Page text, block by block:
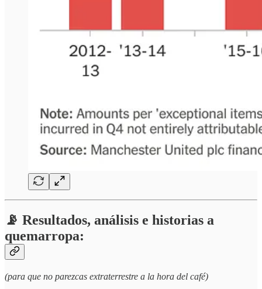
📡 Resultados, análisis e historias a
quemarropa:
(para que no parezcas extraterrestre a la hora del café)